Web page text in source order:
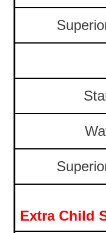
Extra Child